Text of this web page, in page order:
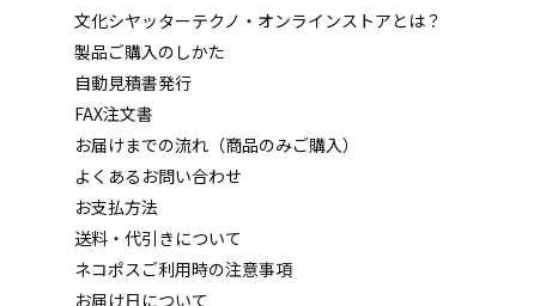
文化シヤッターテクノ・オンラインストアとは？
製品ご購入のしかた
自動見積書発行
FAX注文書
お届けまでの流れ（商品のみご購入）
よくあるお問い合わせ
お支払方法
送料・代引きについて
ネコポスご利用時の注意事項
お届け日について